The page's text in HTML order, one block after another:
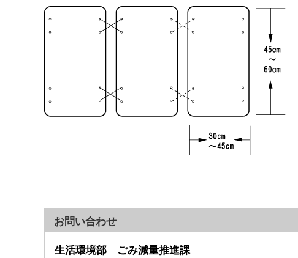
お問い合わせ
生活環境部 ごみ減量推進課